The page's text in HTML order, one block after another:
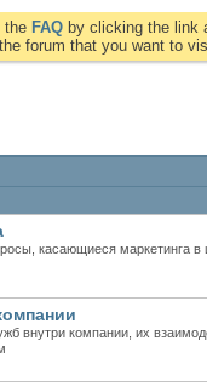
the FAQ by clicking the link
forum that you want to
касающиеся маркетинга в
внутри компании, их